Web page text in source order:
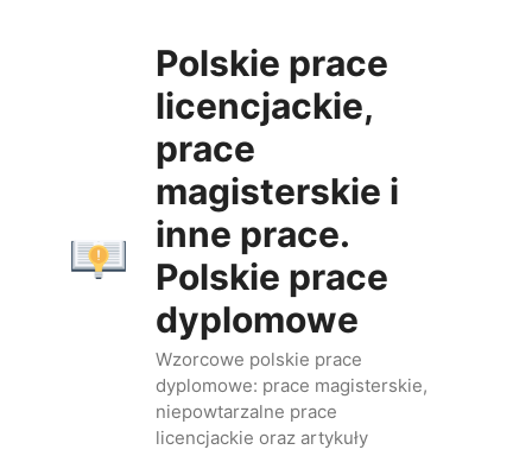
Polskie prace
licencjackie,
prace
magisterskie i
inne prace.
Polskie prace
dyplomowe
Wzorcowe polskie prace
dyplomowe: prace magisterskie,
niepowtarzalne prace
licencjackie oraz artykuły